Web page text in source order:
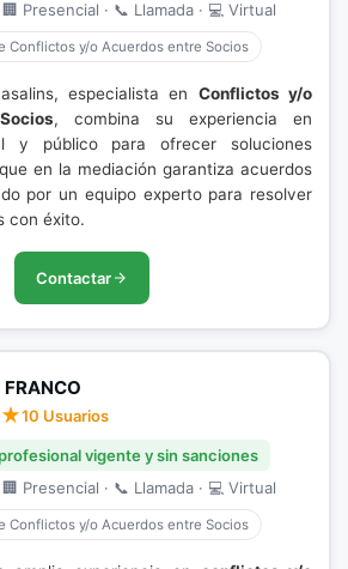
🏢 Presencial · 📞 Llamada · 💻 Virtual
Conflictos y/o Acuerdos entre Socios
especialista en Conflictos y/o
, combina su experiencia en
y público para ofrecer soluciones
en la mediación garantiza acuerdos
por un equipo experto para resolver
con éxito.
Contactar
10 Usuarios
vigente y sin sanciones
🏢 Presencial · 📞 Llamada · 💻 Virtual
Conflictos y/o Acuerdos entre Socios